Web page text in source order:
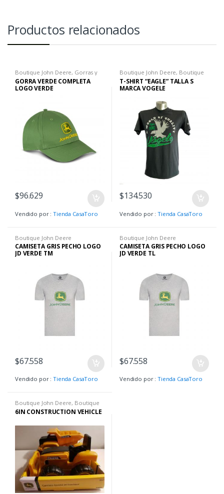
Productos relacionados
Boutique John Deere, Gorras y
Sombreros, Hombre
GORRA VERDE COMPLETA
LOGO VERDE
$96.629
Vendido por :Tienda CasaToro
Boutique John Deere, Boutique
John Deere,Camisetas H
T-SHIRT “EAGLE” TALLA S
MARCA VOGELE
$134.530
Vendido por :Tienda CasaToro
Boutique John Deere
CAMISETA GRIS PECHO LOGO
JD VERDE TM
$67.558
Vendido por :Tienda CasaToro
Boutique John Deere
CAMISETA GRIS PECHO LOGO
JD VERDE TL
$67.558
Vendido por :Tienda CasaToro
Boutique John Deere, Boutique
John Deere
6IN CONSTRUCTION VEHICLE